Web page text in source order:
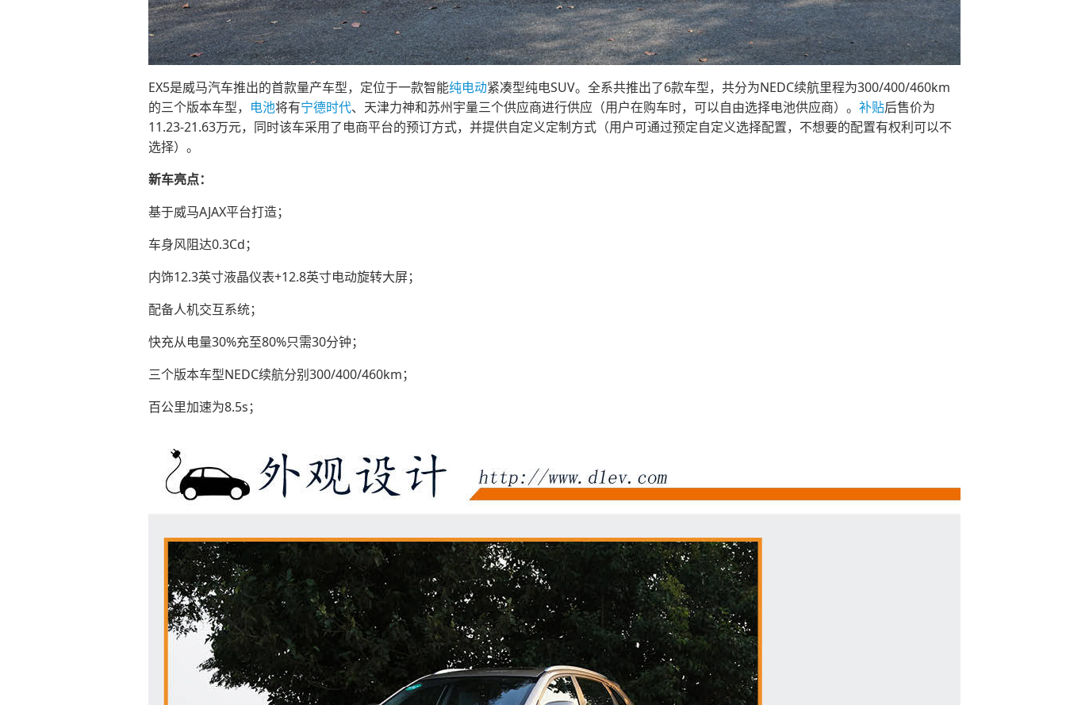
EX5是威马汽车推出的首款量产车型，定位于一款智能纯电动紧凑型纯电SUV。全系共推出了6款车型，共分为NEDC续航里程为300/400/460km
的三个版本车型， 电池将有宁德时代、天津力神和苏州宇量三个供应商进行供应（用户在购车时，可以自由选择电池供应商）。 补贴后售价为
11.23-21.63万元，同时该车采用了电商平台的预订方式，并提供自定义定制方式（用户可通过预定自定义选择配置，不想要的配置有权利可以不
选择）。
新车亮点：
基于威马AJAX平台打造；
车身风阻达0.3Cd；
内饰12.3英寸液晶仪表+12.8英寸电动旋转大屏；
配备人机交互系统；
快充从电量30%充至80%只需30分钟；
三个版本车型NEDC续航分别300/400/460km；
百公里加速为8.5s；